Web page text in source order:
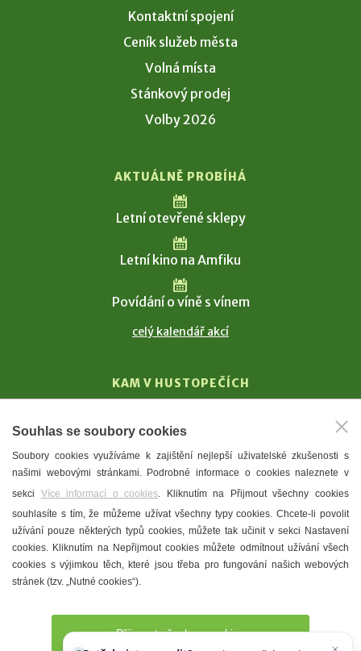
Kontaktní spojení
Ceník služeb města
Volná místa
Stánkový prodej
Volby 2026
AKTUÁLNĚ PROBÍHÁ
Letní otevřené sklepy
Letní kino na Amfiku
Povídání o víně s vínem
celý kalendář akcí
KAM V HUSTOPEČÍCH
T. G. Masaryk
Mandloně
Ubytování
Restaurace
Městské muzeum a galerie
Denní meníčka
Souhlas se soubory cookies
Soubory cookies využíváme k zajištění nejlepší uživatelské zkušenosti s
našimi webovými stránkami. Podrobné informace o cookies naleznete v
sekci Více informací o cookies. Kliknutím na Přijmout všechny cookies
souhlasíte s tím, že můžeme užívat všechny typy cookies. Chcete-li povolit
užívání pouze některých typů cookies, můžete tak učinit v sekci Nastavení
cookies. Kliknutím na Nepřijmout cookies můžete odmítnout užívání všech
cookies s výjimkou těch, které jsou třeba pro fungování našich webových
stránek (tzv. „Nutné cookies“).
Přijmout všechny cookies
Potřebujete poradit?